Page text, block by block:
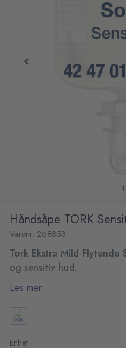
Håndsåpe TORK
Varenr: 268853
Tork Ekstra Mild
og sensitiv hud.
Denne såpen er egnet til
hudfornyende ingredienser
Passer til Tork Håndhygiene
brukervennlig og sørger for
brukere.
Les mer
Enhet